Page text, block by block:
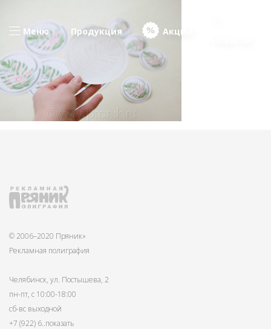
Меню Продукция
Акции
© 2006–2020 Пряник»
Рекламная полиграфия
Челябинск, ул. Постышева, 2
пн-пт, с 10:00-18:00
сб-вс выходной
+7 (922) 6..показать